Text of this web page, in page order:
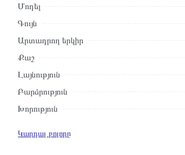
Մոդել
Գույն
Արտադրող երկիր
Քաշ
Լայնություն
Բարձրություն
Խորություն
Կարդալ բոլորը